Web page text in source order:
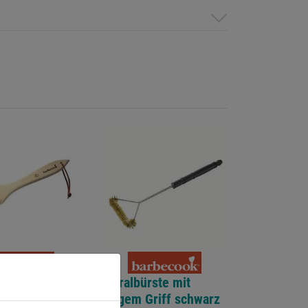
Holz und
Spiralbürste mit
langem Griff schwarz